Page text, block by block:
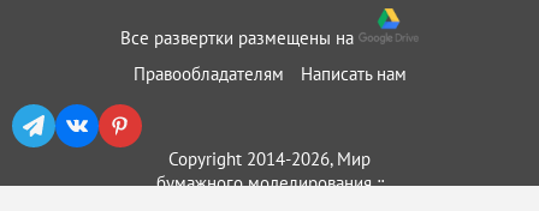
Все развертки размещены на
Правообладателям
Написать нам
Copyright 2014-2026, Мир
бумажного моделирования ::